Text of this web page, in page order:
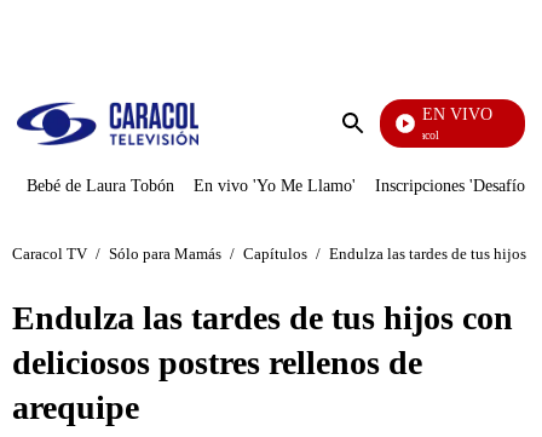
Enviar
EN VIVO
Noticias Caracol
Bebé de Laura Tobón En vivo 'Yo Me Llamo' Inscripciones 'Desafío'
Caracol TV / Sólo para Mamás / Capítulos / Endulza las tardes de tus hijos
Endulza las tardes de tus hijos con
deliciosos postres rellenos de
arequipe